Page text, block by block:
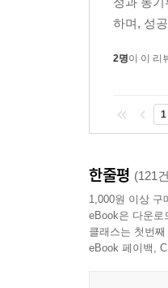
하며, 성
2명이 이 리
1
한줄평 (121
1,000원 이상 구
eBook은 다운로
클래스는 첫번
eBook 페이백,